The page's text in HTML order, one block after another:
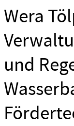
Wera
und